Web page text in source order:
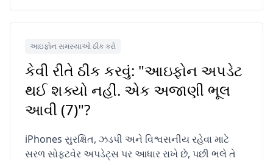
આઇફોન સમસ્યાઓ ઠીક કરો
કેવી રીતે ઠીક કરવું: "આઇફોન અપડેટ
થઈ શક્યો નહીં. એક અજાણી ભૂલ
આવી (7)"?
iPhones સુરક્ષિત, ઝડપી અને વિશ્વસનીય રહેવા માટે
સરળ સોફ્ટવેર અપડેટ્સ પર આધાર રાખે છે, પછી ભલે તે